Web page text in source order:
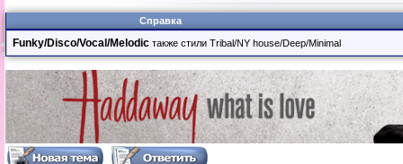
Справка
Funky/Disco/Vocal/Melodic также стили Tribal/NY house/Deep/Minimal